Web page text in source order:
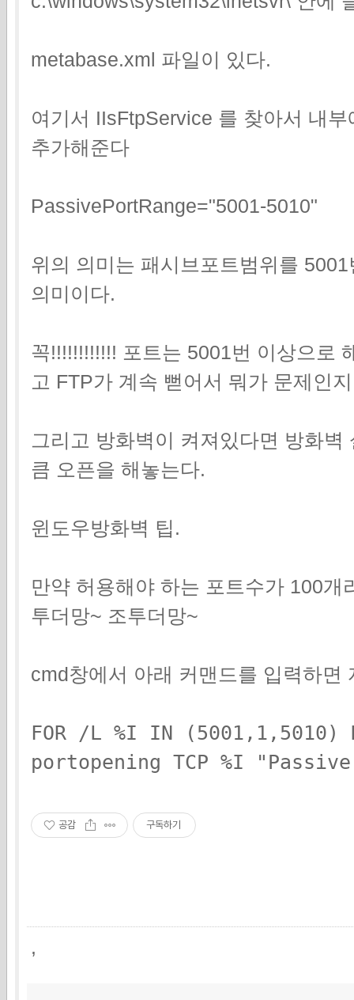
metabase.xml 파일이 있다.
여기서 IIsFtpService 를 찾아서 내
추가해준다
PassivePortRange="5001-5010"
위의 의미는 패시브포트범위를
의미이다.
꼭!!!!!!!!!!!! 포트는 5001번 이상으로
고 FTP가 계속 뻗어서 뭐가 문제인
그리고 방화벽이 켜져있다면 방화
큼 오픈을 해놓는다.
윈도우방화벽 팁.
만약 허용해야 하는 포트수가 100
투더망~ 조투더망~
cmd창에서 아래 커맨드를 입력하면
FOR /L %I IN
portopening TCP %I "Passive
공감 구독하기
,